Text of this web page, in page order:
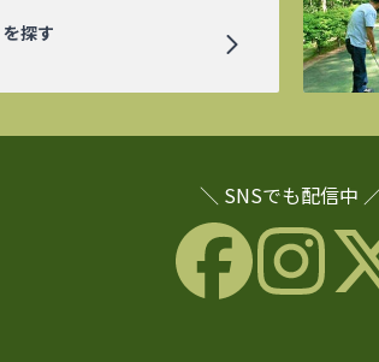
を探す
＼ SNSでも配信中